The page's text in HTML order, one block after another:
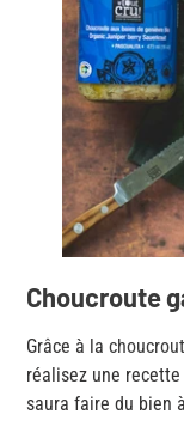
Choucroute
Grâce à la
réalisez une
saura faire du bien